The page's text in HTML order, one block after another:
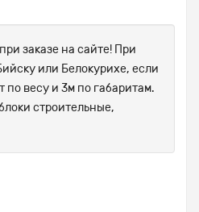
заказе на сайте! При
или Белокурихе, если
по весу и 3м по габаритам.
строительные,